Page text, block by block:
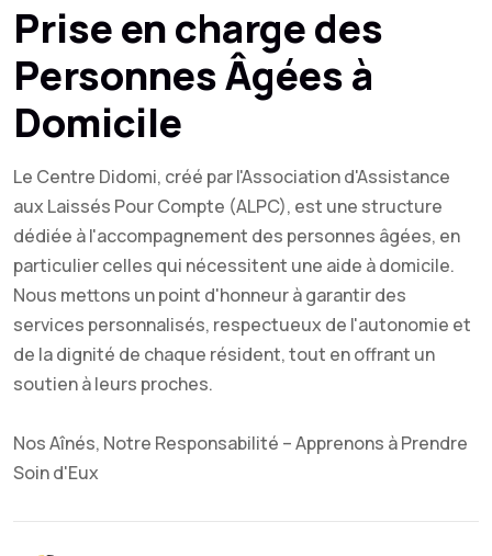
Prise en charge des
Personnes Âgées à
Domicile
Le Centre Didomi, créé par l'Association d'Assistance
aux Laissés Pour Compte (ALPC), est une structure
dédiée à l'accompagnement des personnes âgées, en
particulier celles qui nécessitent une aide à domicile.
Nous mettons un point d'honneur à garantir des
services personnalisés, respectueux de l'autonomie et
de la dignité de chaque résident, tout en offrant un
soutien à leurs proches.
Nos Aînés, Notre Responsabilité – Apprenons à Prendre
Soin d'Eux